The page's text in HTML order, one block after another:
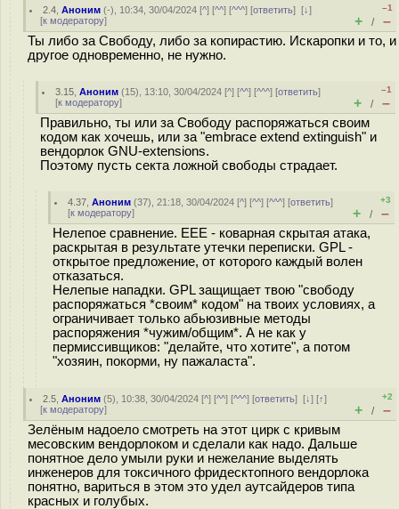
2.4 ,Аноним (-), 10:34, 30/04/2024 [^] [^^] [^^^] [ответить][↓]
[к модератору]
–1
+ / –
Ты либо за Свободу, либо за копирастию. Искаропки и то, и
другое одновременно, не нужно.
3.15 ,Аноним (15), 13:10, 30/04/2024 [^] [^^] [^^^] [ответить]
[к модератору]
–1
+ / –
Правильно, ты или за Свободу распоряжаться своим
кодом как хочешь, или за "embrace extend extinguish" и
вендорлок GNU-extensions.
Поэтому пусть секта ложной свободы страдает.
4.37 ,Аноним (37), 21:18, 30/04/2024 [^] [^^] [^^^] [ответить]
[к модератору]
+3
+ / –
Нелепое сравнение. EEE - коварная скрытая атака,
раскрытая в результате утечки переписки. GPL -
открытое предложение, от которого каждый волен
отказаться.
Нелепые нападки. GPL защищает твою "свободу
распоряжаться *своим* кодом" на твоих условиях, а
ограничивает только абьюзивные методы
распоряжения *чужим/общим*. А не как у
пермиссивщиков: "делайте, что хотите", а потом
"хозяин, покорми, ну пажаласта".
2.5 ,Аноним (5), 10:38, 30/04/2024 [^] [^^] [^^^] [ответить][↓] [↑]
[к модератору]
+2
+ / –
Зелёным надоело смотреть на этот цирк с кривым
месовским вендорлоком и сделали как надо. Дальше
понятное дело умыли руки и нежелание выделять
инженеров для токсичного фридесктопного вендорлока
понятно, вариться в этом это удел аутсайдеров типа
красных и голубых.